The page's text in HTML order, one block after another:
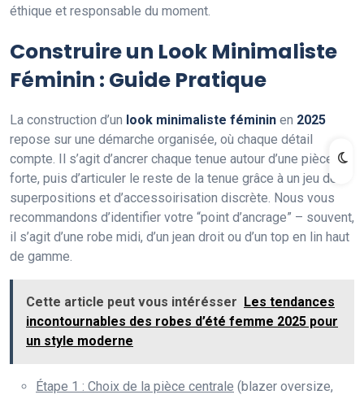
éthique et responsable du moment.
Construire un Look Minimaliste
Féminin : Guide Pratique
La construction d’un look minimaliste féminin en 2025
repose sur une démarche organisée, où chaque détail
compte. Il s’agit d’ancrer chaque tenue autour d’une pièce
forte, puis d’articuler le reste de la tenue grâce à un jeu de
superpositions et d’accessoirisation discrète. Nous vous
recommandons d’identifier votre “point d’ancrage” – souvent,
il s’agit d’une robe midi, d’un jean droit ou d’un top en lin haut
de gamme.
Cette article peut vous intérésser Les tendances
incontournables des robes d’été femme 2025 pour
un style moderne
Étape 1 : Choix de la pièce centrale (blazer oversize,